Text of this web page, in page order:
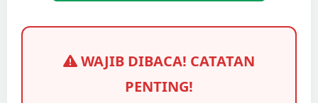
WAJIB DIBACA! CATATAN
PENTING!